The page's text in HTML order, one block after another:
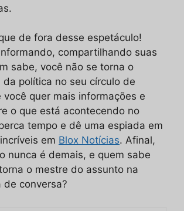
de fora desse espetáculo!
compartilhando suas
sabe, você não se torna o
da política no seu círculo de
você quer mais informações e
o que está acontecendo no
tempo e dê uma espiada em
em Blox Notícias. Afinal,
nunca é demais, e quem sabe
o mestre do assunto na
de conversa?